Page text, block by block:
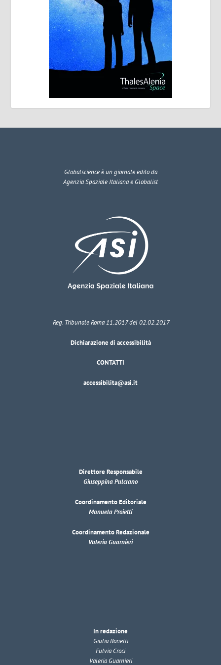
Globalscienceè un giornale edito da
Agenzia Spaziale Italiana e Globalist
Reg. Tribunale Roma 11.2017 del 02.02.2017
Dichiarazione di accessibilità
CONTATTI
accessibilita@asi.it
Direttore Responsabile
Giuseppina Pulcrano
Coordinamento Editoriale
Manuela Proietti
Coordinamento Redazionale
Valeria Guarnieri
In redazione
Giulia Bonelli
Fulvia Croci
Valeria Guarnieri